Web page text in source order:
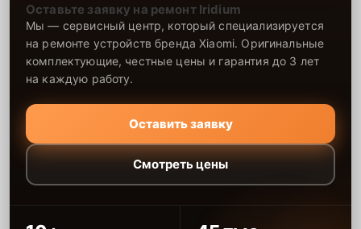
Оставьте заявку на ремонт Iridium
Мы — сервисный центр, который специализируется
на ремонте устройств бренда Xiaomi. Оригинальные
комплектующие, честные цены и гарантия до 3 лет
на каждую работу.
Оставить заявку
Смотреть цены